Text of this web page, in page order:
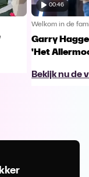
00:46
Welkom in de
Garry
'Het
Bekijk nu de